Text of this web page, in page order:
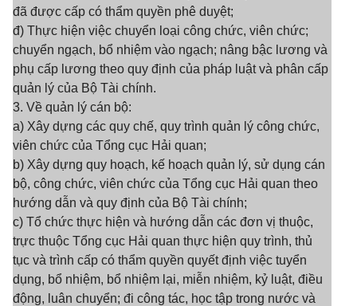
đã được cấp có thẩm quyền phê duyệt;
đ) Thực hiện việc chuyển loại công chức, viên chức;
chuyển ngạch, bổ nhiệm vào ngạch; nâng bậc lương và
phụ cấp lương theo quy định của pháp luật và phân cấp
quản lý của Bộ Tài chính.
3. Về quản lý cán bộ:
a) Xây dựng các quy chế, quy trình quản lý công chức,
viên chức của Tổng cục Hải quan;
b) Xây dựng quy hoạch, kế hoạch quản lý, sử dụng cán
bộ, công chức, viên chức của Tổng cục Hải quan theo
hướng dẫn và quy định của Bộ Tài chính;
c) Tổ chức thực hiện và hướng dẫn các đơn vị thuộc,
trực thuộc Tổng cục Hải quan thực hiện quy trình, thủ
tục và trình cấp có thẩm quyền quyết định việc tuyển
dụng, bổ nhiệm, bổ nhiệm lại, miễn nhiệm, kỷ luật, điều
động, luân chuyển; đi công tác, học tập trong nước và